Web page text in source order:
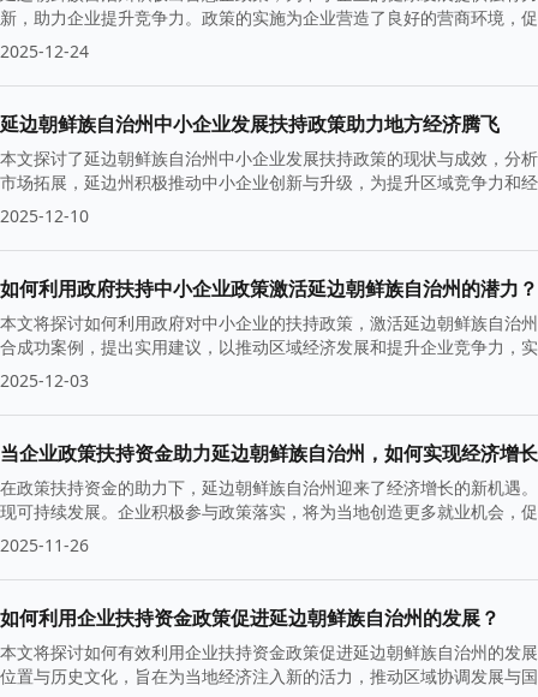
新，助力企业提升竞争力。政策的实施为企业营造了良好的营商环境，
2025-12-24
延边朝鲜族自治州中小企业发展扶持政策助力地方经济腾飞
本文探讨了延边朝鲜族自治州中小企业发展扶持政策的现状与成效，分
市场拓展，延边州积极推动中小企业创新与升级，为提升区域竞争力和
2025-12-10
如何利用政府扶持中小企业政策激活延边朝鲜族自治州的潜力？
本文将探讨如何利用政府对中小企业的扶持政策，激活延边朝鲜族自治
合成功案例，提出实用建议，以推动区域经济发展和提升企业竞争力，
2025-12-03
当企业政策扶持资金助力延边朝鲜族自治州，如何实现经济增
在政策扶持资金的助力下，延边朝鲜族自治州迎来了经济增长的新机遇
现可持续发展。企业积极参与政策落实，将为当地创造更多就业机会，
2025-11-26
如何利用企业扶持资金政策促进延边朝鲜族自治州的发展？
本文将探讨如何有效利用企业扶持资金政策促进延边朝鲜族自治州的发
位置与历史文化，旨在为当地经济注入新的活力，推动区域协调发展与